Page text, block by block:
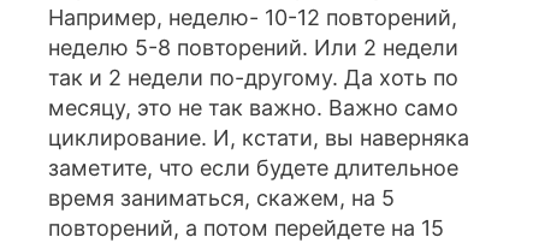
Например, неделю- 10-12 повторений,
неделю 5-8 повторений. Или 2 недели
так и 2 недели по-другому. Да хоть по
месяцу, это не так важно. Важно само
циклирование. И, кстати, вы наверняка
заметите, что если будете длительное
время заниматься, скажем, на 5
повторений, а потом перейдете на 15